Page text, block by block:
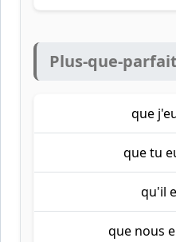
Plus-que-parfait
que
que tu
qu'il
que nous